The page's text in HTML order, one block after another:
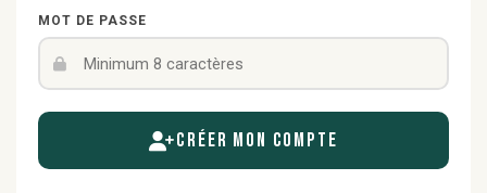
MOT DE PASSE
Créer mon compte